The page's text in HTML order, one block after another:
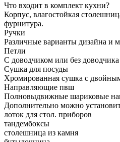
Что входит в комплект кухни?
Корпус, влагостойкая
фурнитура.
Ручки
Различные варианты дизайна и
Петли
С доводчиком или без
Сушка для посуды
Хромированная сушка с
Направляющие пвш
Полновыдвижные шариковые
Дополнительно можно
лоток для стол. приборов
тандембоксы
столешница из камня